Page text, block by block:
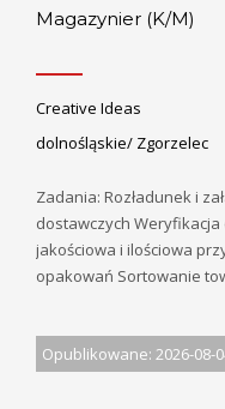
Magazynier (K/M)
Creative Ideas
dolnośląskie/ Zgorzelec
Zadania: Rozładunek i
dostawczych
jakościowa i ilościowa
opakowań Sortowanie
Opublikowane: 2026-08-